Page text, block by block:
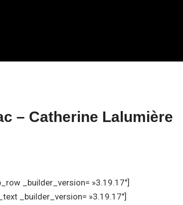
– Catherine Lalumière
_builder_version= »3.19.17″]
_builder_version= »3.19.17″]